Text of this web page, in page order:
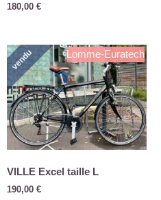
180,00 €
Lomme-Euratech
vendu
VILLE Excel taille L
190,00 €